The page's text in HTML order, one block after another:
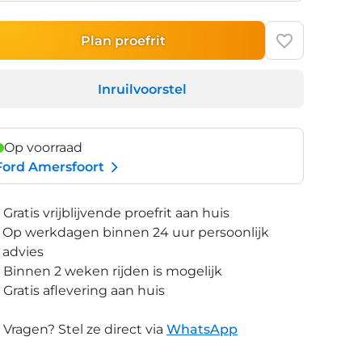
Plan proefrit
Inruilvoorstel
Op voorraad
Amersfoort
Gratis vrijblijvende proefrit aan huis
Op werkdagen binnen 24 uur persoonlijk
advies
Binnen 2 weken rijden is mogelijk
Gratis aflevering aan huis
Vragen? Stel ze direct via WhatsApp